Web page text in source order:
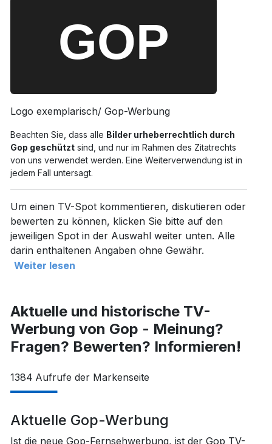
Logo exemplarisch/ Gop-Werbung
Beachten Sie, dass alle Bilder urheberrechtlich durch
Gop geschütztsind, und nur im Rahmen des Zitatrechts
von uns verwendet werden. Eine Weiterverwendung ist in
jedem Fall untersagt.
Um einen TV-Spot kommentieren, diskutieren oder
bewerten zu können, klicken Sie bitte auf den
jeweiligen Spot in der Auswahl weiter unten. Alle
darin enthaltenen Angaben ohne Gewähr.
Weiter lesen
Aktuelle und historische TV-
Werbung von Gop - Meinung?
Fragen? Bewerten? Informieren!
1384 Aufrufe der Markenseite
Aktuelle Gop-Werbung
Ist die neue Gop-Fernsehwerbung, ist der Gop TV-